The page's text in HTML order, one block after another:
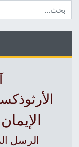
الإيمان
الرسل